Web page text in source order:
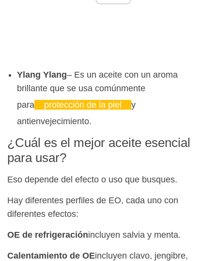
Ylang Ylang– Es un aceite con un aroma
brillante que se usa comúnmente
para
protección de la piel
y
antienvejecimiento.
¿Cuál es el mejor aceite esencial
para usar?
Eso depende del efecto o uso que busques.
Hay diferentes perfiles de EO, cada uno con
diferentes efectos:
OE de refrigeraciónincluyen salvia y menta.
Calentamiento de OEincluyen clavo, jengibre,